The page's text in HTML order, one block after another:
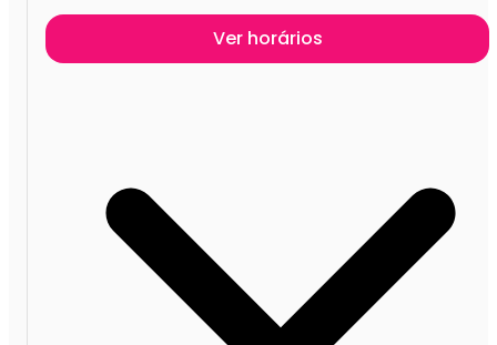
Ver horários